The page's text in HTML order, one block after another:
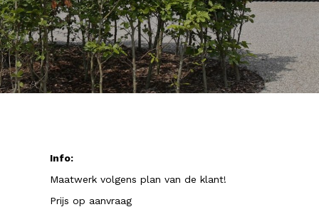
Info:
Maatwerk volgens plan van de klant!
Prijs op aanvraag